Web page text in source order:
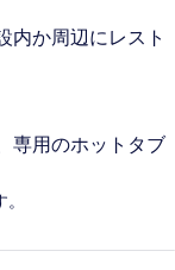
内か周辺にレスト
専用のホットタブ